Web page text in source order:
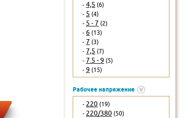
- 4,5 (6)
- 5 (4)
- 5 - 7 (2)
- 6 (13)
- 7 (3)
- 7,5 (7)
- 7.5 - 9 (5)
- 9 (15)
Рабочее напряжение
- 220 (19)
- 220/380 (50)